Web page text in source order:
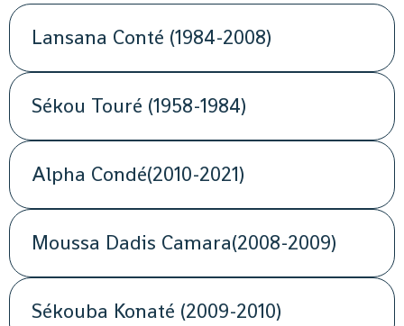
Lansana Conté (1984-2008)
Sékou Touré (1958-1984)
Alpha Condé(2010-2021)
Moussa Dadis Camara(2008-2009)
Sékouba Konaté (2009-2010)